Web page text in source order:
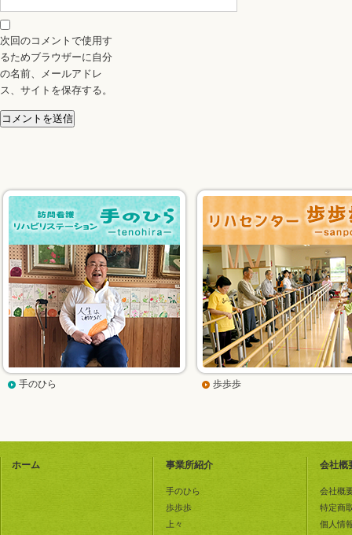
次回のコメントで使用す
るためブラウザーに自分
の名前、メールアドレ
ス、サイトを保存する。
手のひら 歩歩歩
ホーム 事業所紹介
手のひら
歩歩歩
上々
会社概
会社概
特定商
個人情